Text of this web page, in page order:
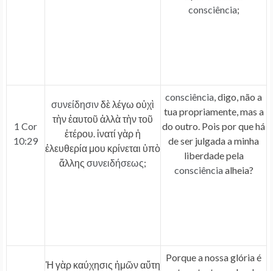
consciência;
1 Cor
10:29
συνείδησινδὲ λέγω οὐχὶ
τὴν ἑαυτοῦ ἀλλὰ τὴν τοῦ
ἑτέρου. ἱνατί γὰρ ἡ
ἐλευθερία μου κρίνεται ὑπὸ
ἄλλης συνειδήσεως;
consciência, digo, não a
tua propriamente, mas a
do outro. Pois por que há
de ser julgada a minha
liberdade pela
consciênciaalheia?
Ἡ γὰρ καύχησις ἡμῶν αὕτη
Porque a nossa glória é